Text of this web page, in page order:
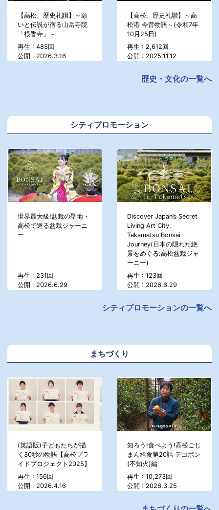
【高松、歴史礼讃】～願
いと伝説が宿る山岳寺院
「根香寺」～
再生 : 485回
公開 : 2026.3.16
【高松、歴史礼讃】～高
松港 今昔物語～(令和7年
10月25日)
再生 : 2,612回
公開 : 2025.11.12
歴史・文化の一覧へ
シティプロモーション
世界最大級!盆栽の聖地・
高松で巡る盆栽ジャーニ
ー
再生 : 231回
公開 : 2026.6.29
Discover Japan’s Secret
Living Art City:
Takamatsu Bonsai
Journey(日本の隠れた絶
景をめぐる:高松盆栽ジャ
ーニー)
再生 : 123回
公開 : 2026.6.29
シティプロモーションの一覧へ
まちづくり
(英語版)子どもたちが描
く30秒の物語【高松プラ
イドプロジェクト2025】
再生 : 156回
公開 : 2026.4.16
知ろう!食べよう!高松ごじ
まん給食第20話 デコポン
(不知火)編
再生 : 10,273回
公開 : 2026.3.25